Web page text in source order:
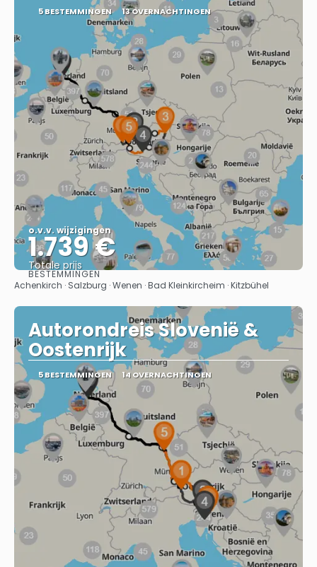
5 BESTEMMINGEN 13 OVERNACHTINGEN
o.v.v. wijzigingen
1.739 €
Totale prijs
Bekijk
BESTEMMINGEN
Achenkirch · Salzburg · Wenen · Bad Kleinkircheim · Kitzbühel
Autorondreis Slovenië &
Oostenrijk
5 BESTEMMINGEN 14 OVERNACHTINGEN